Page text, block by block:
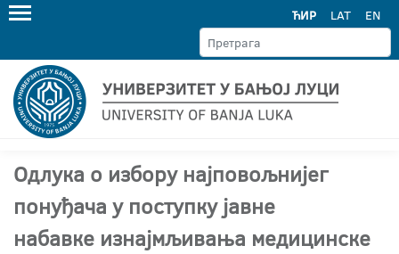
ЋИР LAT EN
Одлука о избору најповољнијег
понуђача у поступку јавне
набавке изнајмљивања медицинске